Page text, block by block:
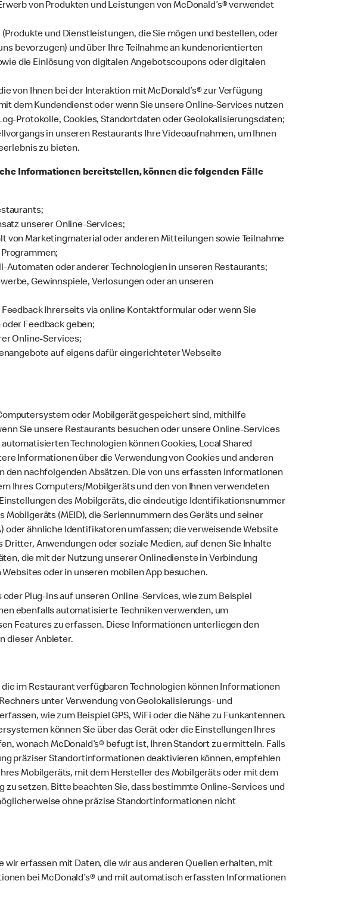
von Produkten und Leistungen von McDonald’s® verwendet
und Dienstleistungen, die Sie mögen und bestellen, oder
bevorzugen) und über Ihre Teilnahme an kundenorientierten
die Einlösung von digitalen Angebotscoupons oder digitalen
von Ihnen bei der Interaktion mit McDonald’s® zur Verfügung
dem Kundendienst oder wenn Sie unsere Online-Services nutzen
Protokolle, Cookies, Standortdaten oder Geolokalisierungsdaten;
in unseren Restaurants Ihre Videoaufnahmen, um Ihnen
zu bieten.
Informationen bereitstellen, können die folgenden Fälle
unserer Online-Services;
von Marketingmaterial oder anderen Mitteilungen sowie Teilnahme
Automaten oder anderer Technologien in unseren Restaurants;
Gewinnspiele, Verlosungen oder an unseren
Ihrerseits via online Kontaktformular oder wenn Sie
Feedback geben;
Online-Services;
auf eigens dafür eingerichteter Webseite
oder Mobilgerät gespeichert sind, mithilfe
Sie unsere Restaurants besuchen oder unsere Online-Services
Technologien können Cookies, Local Shared
Informationen über die Verwendung von Cookies und anderen
den nachfolgenden Absätzen. Die von uns erfassten Informationen
Ihres Computers/Mobilgeräts und den von Ihnen verwendeten
des Mobilgeräts, die eindeutige Identifikationsnummer
(MEID), die Seriennummern des Geräts und seiner
oder ähnliche Identifikatoren umfassen; die verweisende Website
Anwendungen oder soziale Medien, auf denen Sie Inhalte
die mit der Nutzung unserer Onlinedienste in Verbindung
oder in unseren mobilen App besuchen.
Plug-ins auf unseren Online-Services, wie zum Beispiel
ebenfalls automatisierte Techniken verwenden, um
Features zu erfassen. Diese Informationen unterliegen den
dieser Anbieter.
die im Restaurant verfügbaren Technologien können Informationen
unter Verwendung von Geolokalisierungs- und
wie zum Beispiel GPS, WiFi oder die Nähe zu Funkantennen.
können Sie über das Gerät oder die Einstellungen Ihres
wonach McDonald’s® befugt ist, Ihren Standort zu ermitteln. Falls
präziser Standortinformationen deaktivieren können, empfehlen
Mobilgeräts, mit dem Hersteller des Mobilgeräts oder mit dem
zu setzen. Bitte beachten Sie, dass bestimmte Online-Services und
ohne präzise Standortinformationen nicht
erfassen mit Daten, die wir aus anderen Quellen erhalten, mit
bei McDonald’s® und mit automatisch erfassten Informationen